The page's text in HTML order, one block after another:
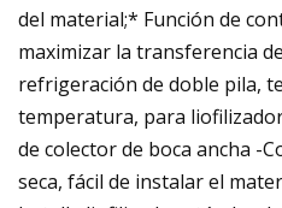
del material;* Función de
maximizar la transferencia
refrigeración de doble pila,
temperatura, para
de colector de boca ancha -
seca, fácil de instalar el